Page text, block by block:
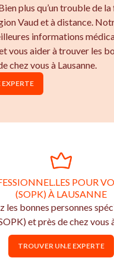
plus qu’un trouble de
Vaud et à distance.
informations
vous aider à trouver les
chez vous à Lausanne.
POUR
(SOPK) À LAUSANNE
les bonnes personnes
et près de chez vous
TROUVER UN.E EXPERTE